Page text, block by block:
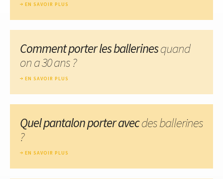
EN SAVOIR PLUS
Comment porter les ballerinesquand
on a 30 ans ?
EN SAVOIR PLUS
Quel pantalon porter avecdes ballerines
?
EN SAVOIR PLUS